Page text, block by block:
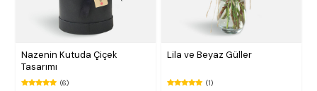
Nazenin Kutuda Çiçek
Tasarımı
(6)
Lila ve Beyaz Güller
(1)